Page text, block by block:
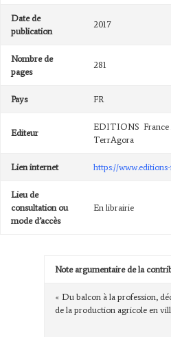
Date de
publication
2017
Nombre de
pages
281
Pays FR
Editeur
EDITIONS France
TerrAgora
Lien internet https://
Lieu de
consultation ou
mode d’accès
En librairie
Note argumentaire de la
« Du balcon à la profession,
de la production agricole en